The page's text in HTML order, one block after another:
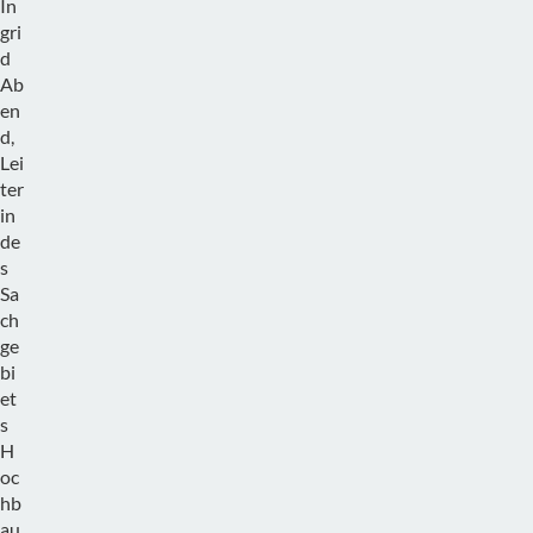
In
gri
d
Ab
en
d,
Lei
ter
in
de
s
Sa
ch
ge
bi
et
s
H
oc
hb